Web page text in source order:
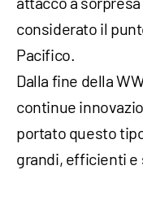
considerato il
Pacifico.
Dalla fine della
continue
portato questo
grandi, efficienti e